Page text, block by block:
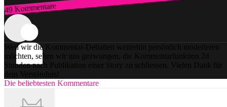
49 Kommentare
Zum Login
Weil wir die Kommentar-Debatten weiterhin persönlich moderieren
möchten, sehen wir uns gezwungen, die Kommentarfunktion 24
Stunden nach Publikation einer Story zu schliessen. Vielen Dank für
dein Verständnis!
Die beliebtesten Kommentare